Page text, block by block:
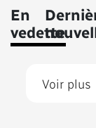
En
vedette
Voir plus